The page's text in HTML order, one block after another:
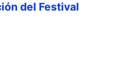
del Festival